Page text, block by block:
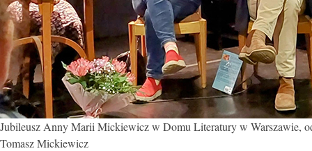
Jubileusz Anny Marii Mickiewicz w Domu Literatury w Warszawie,
Tomasz Mickiewicz